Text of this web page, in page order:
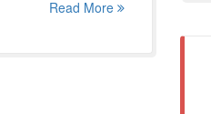
Read More